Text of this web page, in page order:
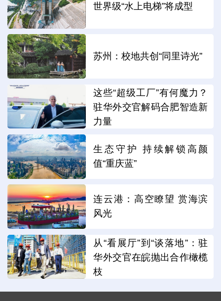
世界级“水上电梯”将成型
苏州：校地共创“同里诗光”
这些“超级工厂”有何魔力？
驻华外交官解码合肥智造新
力量
生态守护 持续解锁高颜
值“重庆蓝”
连云港：高空瞭望 赏海滨
风光
从“看展厅”到“谈落地”：驻
华外交官在皖抛出合作橄榄
枝